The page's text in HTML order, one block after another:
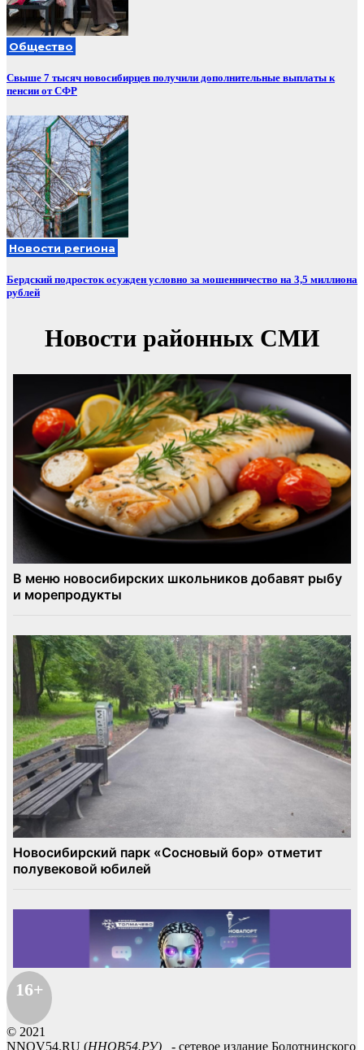
Общество
Свыше 7 тысяч новосибирцев получили дополнительные выплаты к
пенсии от СФР
Новости региона
Бердский подросток осужден условно за мошенничество на 3,5 миллиона
рублей
16+
© 2021
NNOV54.RU (ННОВ54.РУ) - сетевое издание Болотнинского